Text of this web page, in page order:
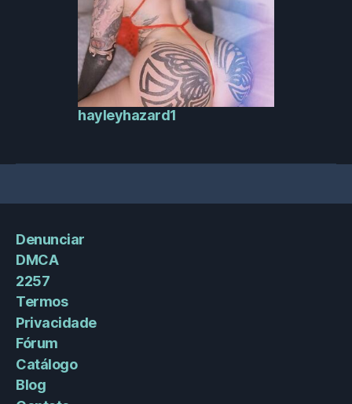
hayleyhazard1
Denunciar
DMCA
2257
Termos
Privacidade
Fórum
Catálogo
Blog